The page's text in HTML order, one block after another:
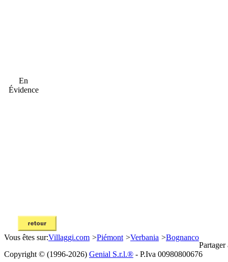
En
Évidence
Vous êtes sur:Villaggi.com >Piémont >Verbania >Bognanco
Partager
Copyright © (1996-2026) Genial S.r.l.® - P.Iva 00980800676